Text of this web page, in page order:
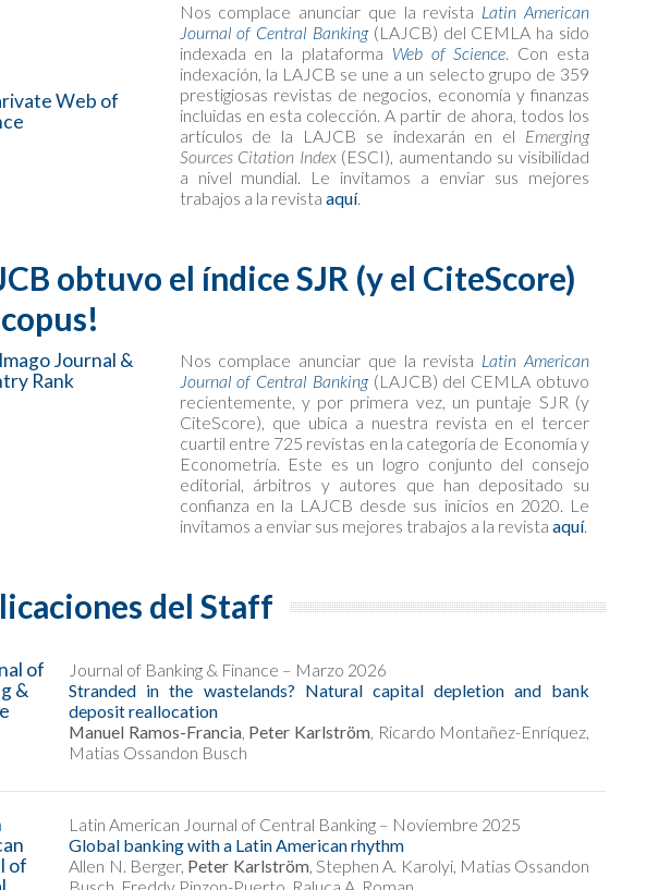
Nos complace anunciar que la revista Latin American
Journal of Central Banking(LAJCB) del CEMLA ha sido
indexada en la plataforma Web of Science. Con esta
indexación, la LAJCB se une a un selecto grupo de 359
prestigiosas revistas de negocios, economía y finanzas
incluidas en esta colección. A partir de ahora, todos los
artículos de la LAJCB se indexarán en el Emerging
Sources Citation Index(ESCI), aumentando su visibilidad
a nivel mundial. Le invitamos a enviar sus mejores
trabajos a la revista aquí.
obtuvo el índice SJR (y el CiteScore)
Nos complace anunciar que la revista Latin American
Journal of Central Banking(LAJCB) del CEMLA obtuvo
recientemente, y por primera vez, un puntaje SJR (y
CiteScore), que ubica a nuestra revista en el tercer
cuartil entre 725 revistas en la categoría de Economía y
Econometría. Este es un logro conjunto del consejo
editorial, árbitros y autores que han depositado su
confianza en la LAJCB desde sus inicios en 2020. Le
invitamos a enviar sus mejores trabajos a la revista aquí.
del Staff
Journal of Banking & Finance – Marzo 2026
Stranded in the wastelands? Natural capital depletion and bank
deposit reallocation
Manuel Ramos-Francia, Peter Karlström, Ricardo Montañez-Enríquez,
Matias Ossandon Busch
Latin American Journal of Central Banking – Noviembre 2025
Global banking with a Latin American rhythm
Allen N. Berger, Peter Karlström, Stephen A. Karolyi, Matias Ossandon